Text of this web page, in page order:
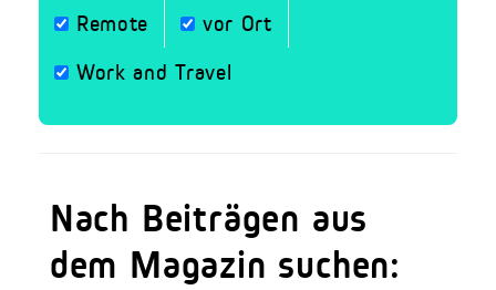
Remote vor Ort
Work and Travel
Nach Beiträgen aus
dem Magazin suchen: